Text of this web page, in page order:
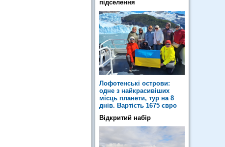
підселення
Лофотенські острови:
одне з найкрасивіших
місць планети, тур на 8
днів. Вартість 1675 євро
Відкритий набір